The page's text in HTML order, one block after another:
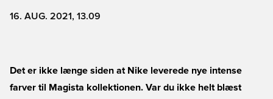
16. AUG. 2021, 13.09
Det er ikke længe siden at Nike leverede nye intense
farver til Magista kollektionen. Var du ikke helt blæst